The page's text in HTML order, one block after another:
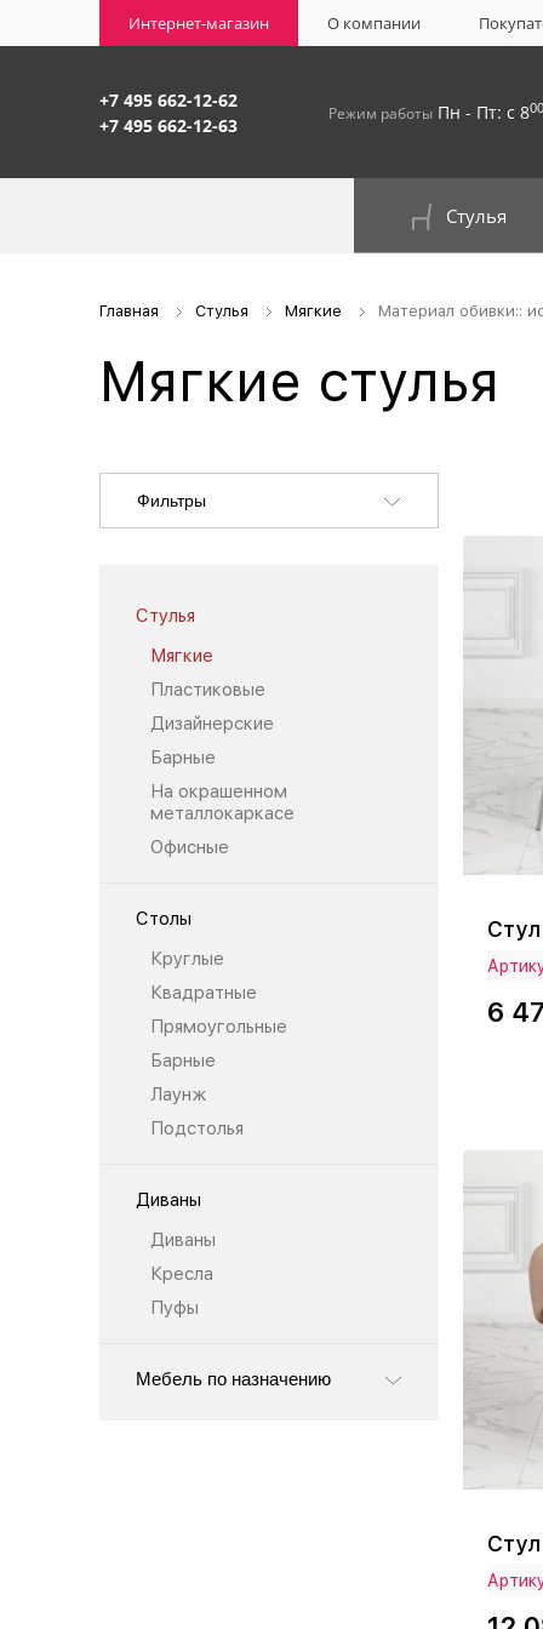
Интернет-магазин О компании
+7 495 662-12-62
+7 495 662-12-63
Режим работы Пн - Пт: с 8
Стулья
Главная Стулья Мягкие Материал обивки::
Мягкие стулья
Фильтры
Стулья
Мягкие
Пластиковые
Дизайнерские
Барные
На окрашенном
металлокаркасе
Офисные
Столы
Круглые
Квадратные
Прямоугольные
Барные
Лаунж
Подстолья
Диваны
Диваны
Кресла
Пуфы
Мебель по назначению
6